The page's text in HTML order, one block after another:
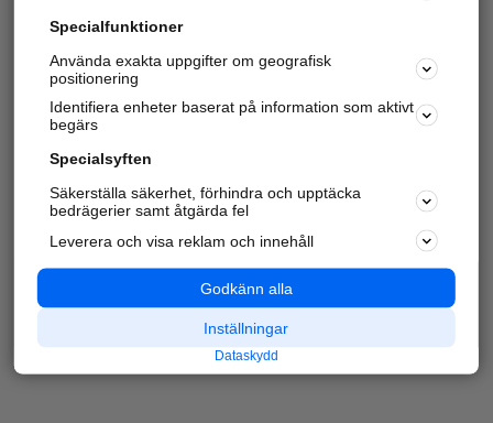
Specialfunktioner
Använda exakta uppgifter om geografisk
positionering
Identifiera enheter baserat på information som aktivt
begärs
Specialsyften
Säkerställa säkerhet, förhindra och upptäcka
bedrägerier samt åtgärda fel
Leverera och visa reklam och innehåll
Godkänn alla
Inställningar
Dataskydd